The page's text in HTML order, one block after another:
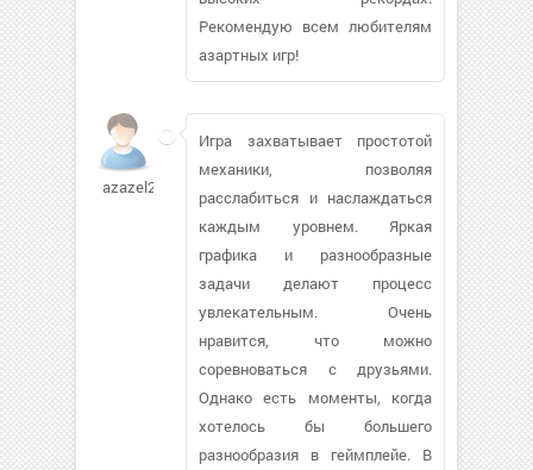
Рекомендую всем любителям
азартных игр!
azazel2025273
Игра захватывает простотой
механики, позволяя
расслабиться и наслаждаться
каждым уровнем. Яркая
графика и разнообразные
задачи делают процесс
увлекательным. Очень
нравится, что можно
соревноваться с друзьями.
Однако есть моменты, когда
хотелось бы большего
разнообразия в геймплейе. В